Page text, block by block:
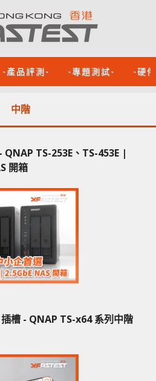
-產品評測- -專題測試- -硬
中階
TS-253E、TS-453E |
開箱
槽 - QNAP TS-x64 系列中階